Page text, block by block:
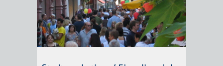
STÄDTEPARTNERSCHAFTEN
ANET
CAVAILLON
ORTSCHAFTEN
HOHENSACHSEN